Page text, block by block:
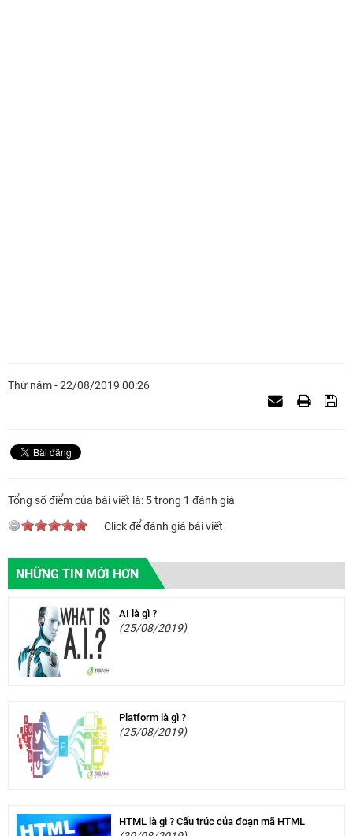
Thứ năm - 22/08/2019 00:26
Tổng số điểm của bài viết là: 5 trong 1 đánh giá
Click để đánh giá bài viết
NHỮNG TIN MỚI HƠN
AI là gì ?
(25/08/2019)
Platform là gì ?
(25/08/2019)
HTML là gì ? Cấu trúc của đoạn mã HTML